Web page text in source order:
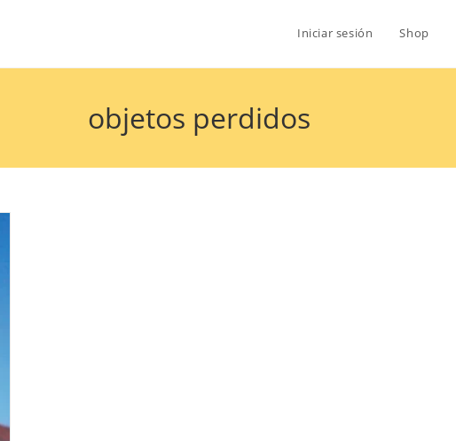
Iniciar sesión Shop
objetos perdidos